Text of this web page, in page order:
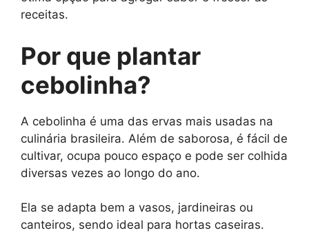
receitas.
Por que plantar
cebolinha?
A cebolinha é uma das ervas mais usadas na
culinária brasileira. Além de saborosa, é fácil de
cultivar, ocupa pouco espaço e pode ser colhida
diversas vezes ao longo do ano.
Ela se adapta bem a vasos, jardineiras ou
canteiros, sendo ideal para hortas caseiras.